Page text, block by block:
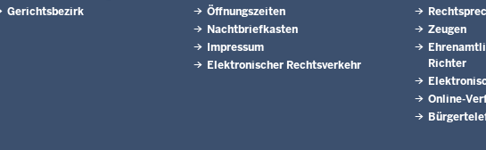
Gerichtsbezirk
Öffnungszeiten
Nachtbriefkasten
Impressum
Elektronischer Rechtsverkehr
Zeugen
Richter
Online-